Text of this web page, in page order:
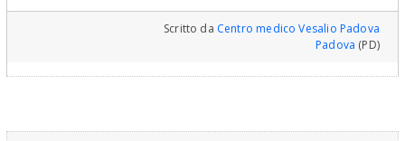
Scritto da Centro medico Vesalio Padova
Padova (PD)